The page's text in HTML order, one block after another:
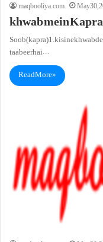
maqbooliya.com May 30,
khwab mein
Soob (kapra)1. kisi ne khwab
taabeer hai…
Read More »